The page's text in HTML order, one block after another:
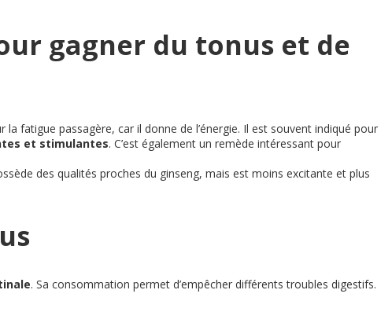
gagner du tonus et de
fatigue passagère, car il donne de l’énergie. Il est souvent indiqué pour
et stimulantes. C’est également un remède intéressant pour
des qualités proches du ginseng, mais est moins excitante et plus
. Sa consommation permet d’empêcher différents troubles digestifs.